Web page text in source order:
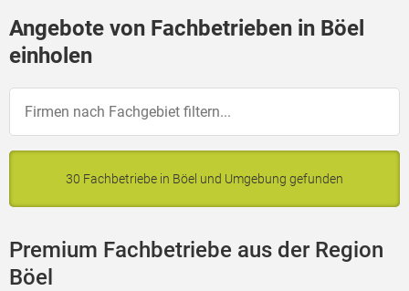
Angebote von Fachbetrieben in Böel
einholen
30 Fachbetriebe in Böel und Umgebung gefunden
Premium Fachbetriebe aus der Region
Böel